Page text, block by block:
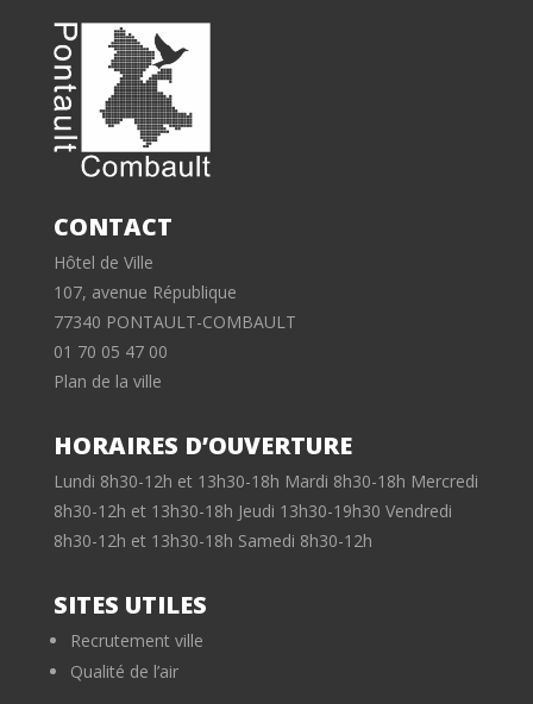
CONTACT
Hôtel de Ville
107, avenue République
77340 PONTAULT-COMBAULT
01 70 05 47 00
Plan de la ville
HORAIRES D’OUVERTURE
Lundi 8h30-12h et 13h30-18h Mardi 8h30-18h Mercredi
8h30-12h et 13h30-18h Jeudi 13h30-19h30 Vendredi
8h30-12h et 13h30-18h Samedi 8h30-12h
SITES UTILES
Recrutement ville
Qualité de l’air